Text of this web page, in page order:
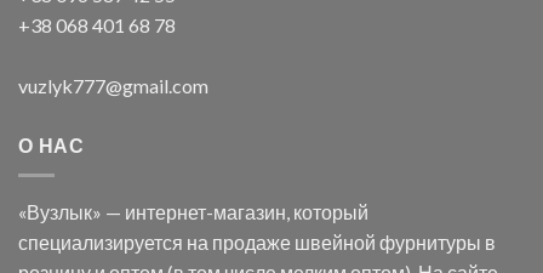
+38 068 401 68 78
vuzlyk777@gmail.com
О НАС
«Вузлык» — интернет-магазин, который
специализируется на продаже швейной фурнитуры в